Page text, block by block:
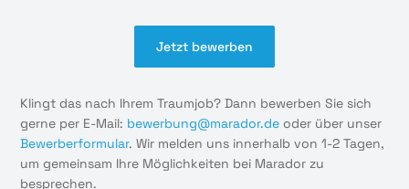
Jetzt bewerben
Klingt das nach Ihrem Traumjob? Dann bewerben Sie sich
gerne per E-Mail: bewerbung@marador.de oder über unser
Bewerberformular. Wir melden uns innerhalb von 1-2 Tagen,
um gemeinsam Ihre Möglichkeiten bei Marador zu
besprechen.